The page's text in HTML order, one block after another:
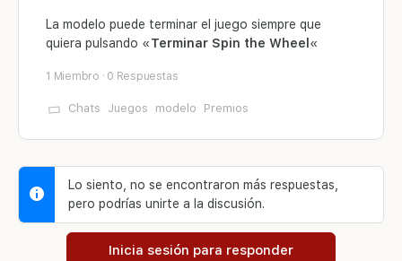
La modelo puede terminar el juego siempre que
quiera pulsando «Terminar Spin the Wheel «
1 Miembro · 0 Respuestas
Chats Juegos modelo Premios
Lo siento, no se encontraron más respuestas,
pero podrías unirte a la discusión.
Inicia sesión para responder